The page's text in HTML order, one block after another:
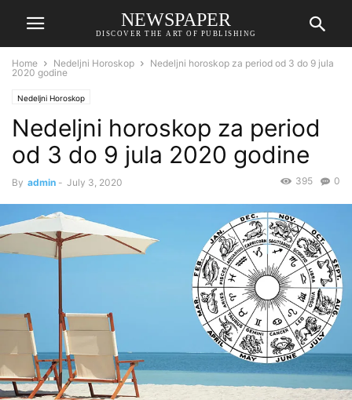
NEWSPAPER
DISCOVER THE ART OF PUBLISHING
Home Nedeljni Horoskop
Nedeljni horoskop za period od 3 do 9 jula
2020 godine
Nedeljni Horoskop
Nedeljni horoskop za period
od 3 do 9 jula 2020 godine
By admin - July 3, 2020 0
395